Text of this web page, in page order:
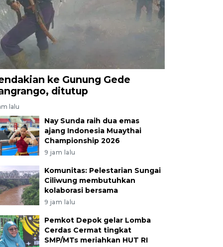
ke Gunung Gede
ditutup
lalu
Nay Sunda raih dua emas
ajang Indonesia Muaythai
Championship 2026
9 jam lalu
Komunitas: Pelestarian Sungai
Ciliwung membutuhkan
kolaborasi bersama
9 jam lalu
Pemkot Depok gelar Lomba
Cerdas Cermat tingkat
SMP/MTs meriahkan HUT RI